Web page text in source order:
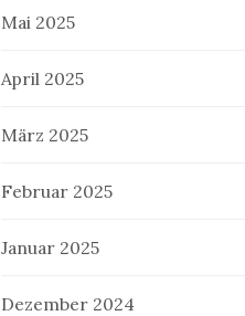
Mai 2025
April 2025
März 2025
Februar 2025
Januar 2025
Dezember 2024